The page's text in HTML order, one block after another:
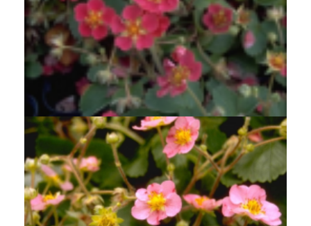
Aardbei
Fragaria 'Red Ruby'